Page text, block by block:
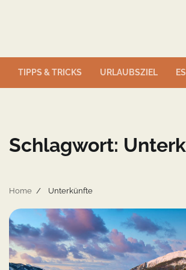
TIPPS & TRICKS URLAUBSZIEL
Schlagwort:
Home Unterkünfte